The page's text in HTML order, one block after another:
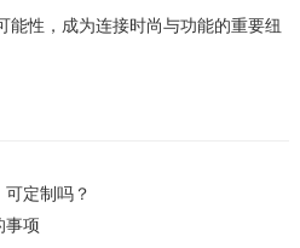
能性，成为连接时尚与功能的重要纽
可定制吗？
事项